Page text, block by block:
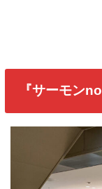
『サーモン